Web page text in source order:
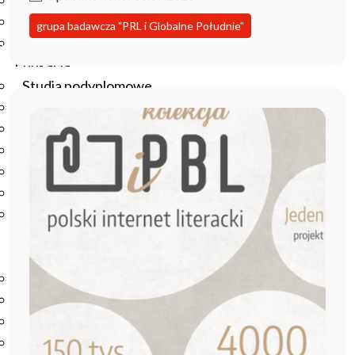
Repozytorium RCIN
Otwarta nauka
Edukacja
Studia podyplomowe
Szkolenia
Szkoła Doktorska Anthropos
Erasmus
Olimpiada Literatury i Języka Polskiego
Olimpiada Literatury i Języka Polskiego dla Szkół
Podstawowych
Biblioteka
O bibliotece
Godziny otwarcia
Katalog
Nowości
grupa badawcza "PRL i Globalne Południe"